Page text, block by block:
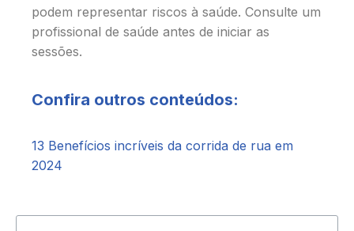
podem representar riscos à saúde. Consulte um
profissional de saúde antes de iniciar as
sessões.
Confira outros conteúdos:
13 Benefícios incríveis da corrida de rua em
2024